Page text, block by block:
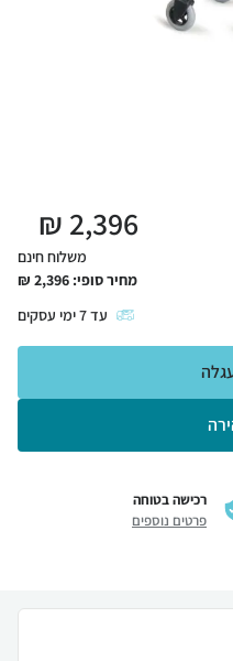
2,396
₪
משלוח חינם
מחיר סופי: 2,396
₪
עד7ימי עסקים
רכישה בטוחה
פרטים נוספים